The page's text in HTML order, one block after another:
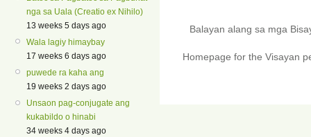
nga sa Uala (Creatio ex Nihilo)
13 weeks 5 days ago
Wala lagiy himaybay
17 weeks 6 days ago
puwede ra kaha ang
19 weeks 2 days ago
Unsaon pag-conjugate ang
kukabildo o hinabi
34 weeks 4 days ago
Balayan alang sa mga
Homepage for the Visayan